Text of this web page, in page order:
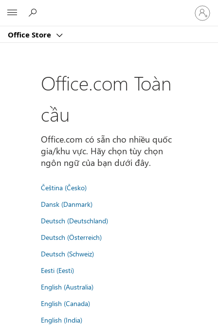
Office Store
Đăng
nhập
tài
của
Office.com Toàn
cầu
Office.com có sẵn cho nhiều quốc
gia/khu vực. Hãy chọn tùy chọn
ngôn ngữ của bạn dưới đây.
Čeština (Česko)
Dansk (Danmark)
Deutsch (Deutschland)
Deutsch (Österreich)
Deutsch (Schweiz)
Eesti (Eesti)
English (Australia)
English (Canada)
English (India)